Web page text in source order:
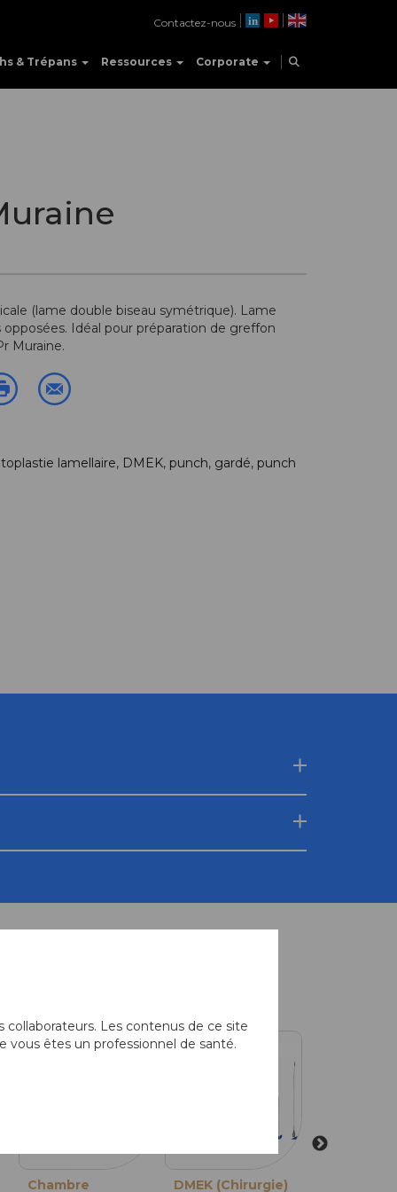
& Trépans Ressources Corporate
Contactez-nous
(lame double biseau symétrique). Lame
Idéal pour préparation de greffon
Muraine.
lamellaire, DMEK, punch, gardé, punch
Punch gardé
Punch Gardé
associés
Chambre
DMEK (Chirurgie)
Les contenus de ce site
vous êtes un professionnel de santé.